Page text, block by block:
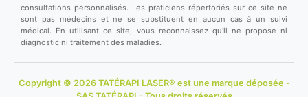
consultations personnalisés. Les praticiens répertoriés sur ce site ne
sont pas médecins et ne se substituent en aucun cas à un suivi
médical. En utilisant ce site, vous reconnaissez qu'il ne propose ni
diagnostic ni traitement des maladies.
Copyright © 2026 TATÉRAPI LASER® est une marque déposée -